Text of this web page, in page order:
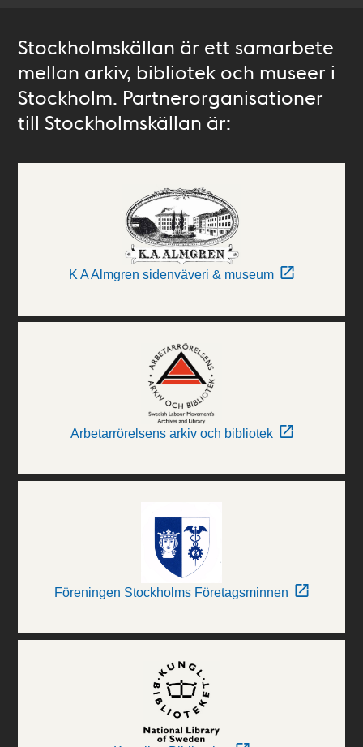
Stockholmskällan är ett samarbete
mellan arkiv, bibliotek och museer i
Stockholm. Partnerorganisationer
till Stockholmskällan är:
K A Almgren sidenväveri & museum
Arbetarrörelsens arkiv och bibliotek
Föreningen Stockholms Företagsminnen